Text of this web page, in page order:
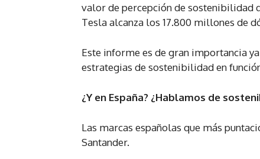
valor de percepción de sostenibilidad
Tesla alcanza los 17.800 millones de
Este informe es de gran importancia
estrategias de sostenibilidad en
¿Y en España? ¿Hablamos de
Las marcas españolas que más
Santander.